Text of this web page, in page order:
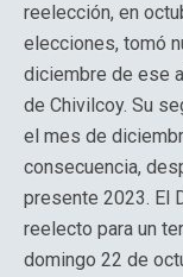
reelección, en
elecciones, tomó
diciembre de ese
de Chivilcoy. Su
el mes de
consecuencia,
presente 2023. El
reelecto para un
domingo 22 de